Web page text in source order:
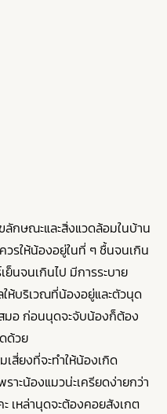
ลักษณะและสิ่งแวดล้อมในบ้าน
ควรให้น้องอยู่ในที่ ๆ ชื้นจนเกิน
ย็นจนเกินไป มีการระบาย
ห้บริเวณที่น้องอยู่และตัวนุด
สมอ ก่อนนุดจะจับน้องก็ต้อง
ด้วย
สี่ยงที่จะทำให้น้องเกิด
ราะน้องแมวน่ะเครียดง่ายกว่า
เหล่านุดจะต้องคอยสังเกต